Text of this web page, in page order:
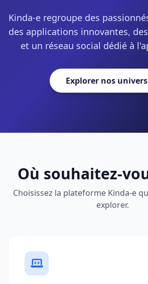
Kinda-e regroupe des
des applications innovantes,
et un réseau social dédié à
Explorer nos univers
Où souhaitez-
Choisissez la plateforme Kinda-e
explorer.